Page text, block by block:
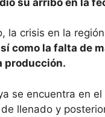
la crisis en la
como la falta de
producción.
se encuentra en
llenado y